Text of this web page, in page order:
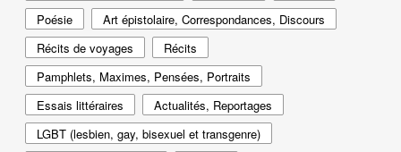
Poésie
Art épistolaire, Correspondances, Discours
Récits de voyages
Récits
Pamphlets, Maximes, Pensées, Portraits
Essais littéraires
Actualités, Reportages
LGBT (lesbien, gay, bisexuel et transgenre)